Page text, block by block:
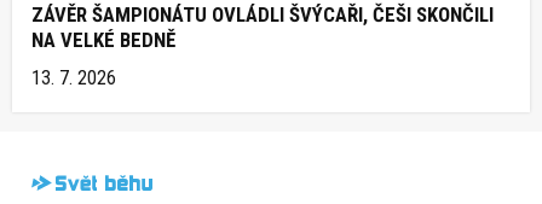
ZÁVĚR ŠAMPIONÁTU OVLÁDLI ŠVÝCAŘI, ČEŠI SKONČILI
NA VELKÉ BEDNĚ
13. 7. 2026